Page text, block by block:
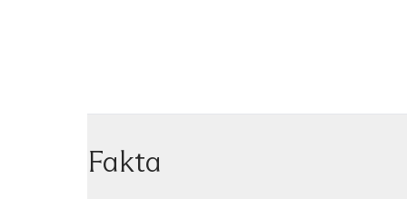
Fakta